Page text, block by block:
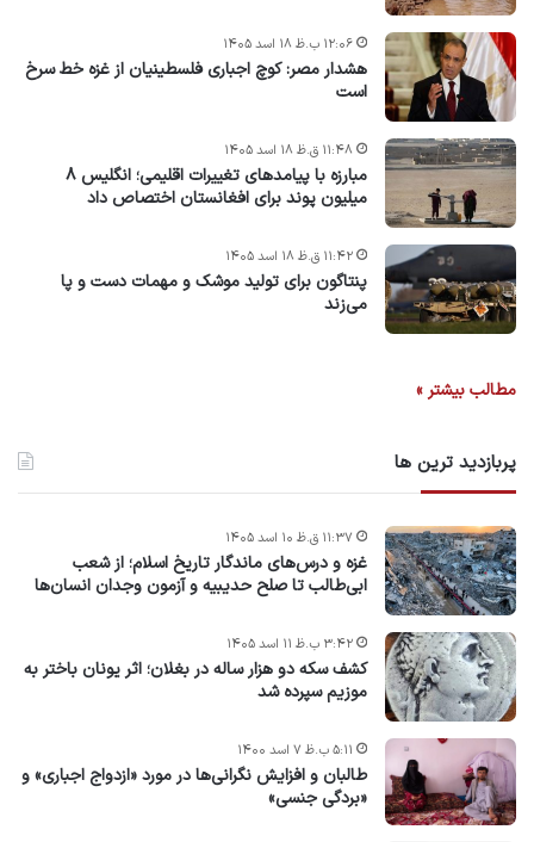
هشدار مصر: کوچ اجباری فلسطینیان از غزه خط سرخ
است
۱۲:۰۶ ب.ظ ۱۸ اسد ۱۴۰۵
مبارزه با پیامدهای تغییرات اقلیمی؛ انگلیس ۸
میلیون پوند برای افغانستان اختصاص داد
۱۱:۴۸ ق.ظ ۱۸ اسد ۱۴۰۵
پنتاگون برای تولید موشک و مهمات دست و پا
می‌زند
۱۱:۴۲ ق.ظ ۱۸ اسد ۱۴۰۵
مطالب بیشتر »
پربازدید ترین ها
غزه و درس‌های ماندگار تاریخ اسلام؛ از شعب
ابی‌طالب تا صلح حدیبیه و آزمون وجدان انسان‌ها
۱۱:۳۷ ق.ظ ۱۰ اسد ۱۴۰۵
کشف سکه دو هزار ساله در بغلان؛ اثر یونان باختر به
موزیم سپرده شد
۳:۴۲ ب.ظ ۱۱ اسد ۱۴۰۵
طالبان و افزایش نگرانی‌ها در مورد «ازدواج اجباری» و
«بردگی جنسی»
۵:۱۱ ب.ظ ۷ اسد ۱۴۰۰